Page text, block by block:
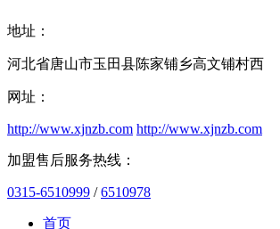
地址：
河北省唐山市玉田县陈家铺乡高文铺村西
网址：
http://www.xjnzb.com http://www.xjnzb.com
加盟售后服务热线：
0315-6510999 /6510978
首页